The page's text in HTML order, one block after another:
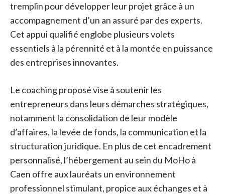
tremplin pour développer leur projet grâce à un
accompagnement d’un an assuré par des experts.
Cet appui qualifié englobe plusieurs volets
essentiels à la pérennité et à la montée en puissance
des entreprises innovantes.
Le coaching proposé vise à soutenir les
entrepreneurs dans leurs démarches stratégiques,
notamment la consolidation de leur modèle
d’affaires, la levée de fonds, la communication et la
structuration juridique. En plus de cet encadrement
personnalisé, l’hébergement au sein du MoHo à
Caen offre aux lauréats un environnement
professionnel stimulant, propice aux échanges et à